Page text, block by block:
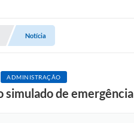
Notícia
ADMINISTRAÇÃO
simulado de emergência